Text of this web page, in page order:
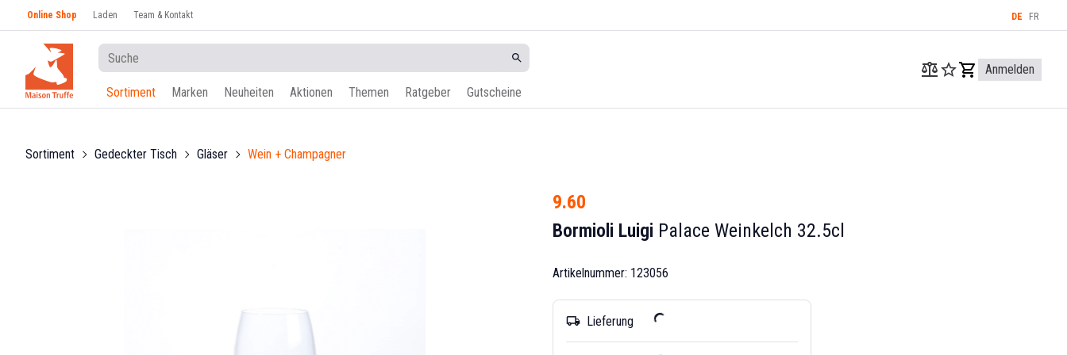
Online Shop Laden Team & Kontakt DE FR
Sortiment Marken Neuheiten Aktionen Themen Ratgeber Gutscheine
Anmelden
Sortiment Gedeckter Tisch Gläser Wein + Champagner
9.60
Bormioli Luigi Palace Weinkelch 32.5cl
Artikelnummer: 123056
local_shipping Lieferung